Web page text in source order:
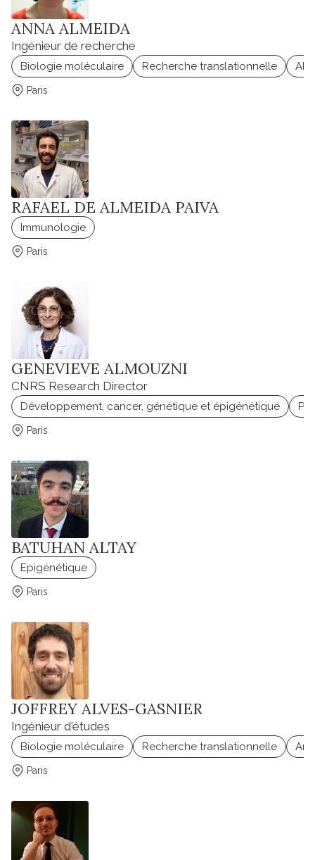
ANNA ALMEIDA
Ingénieur de recherche
Biologie moléculaire Recherche translationnelle
Paris
RAFAEL DE ALMEIDA PAIVA
Immunologie
Paris
GENEVIEVE ALMOUZNI
CNRS Research Director
Développement, cancer, génétique et épigénétique
Paris
BATUHAN ALTAY
Epigénétique
Paris
JOFFREY ALVES-GASNIER
Ingénieur d'études
Biologie moléculaire Recherche translationnelle
Paris